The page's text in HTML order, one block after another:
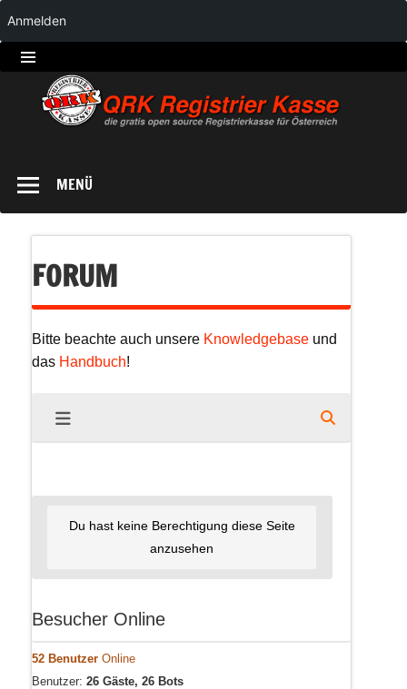
QRK
MENÜ
FORUM
Bitte beachte auch unsere Knowledgebase und
das Handbuch!
Du hast keine Berechtigung diese Seite
anzusehen
Besucher Online
52 Benutzer Online
Benutzer: 26 Gäste, 26 Bots
Anmelden